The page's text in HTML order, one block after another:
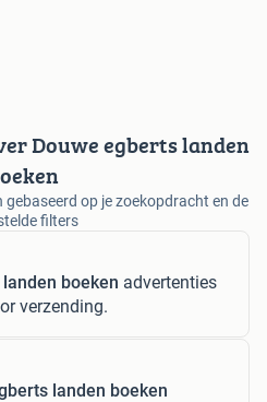
Douwe egberts landen
op je zoekopdracht en de
filters
boeken advertenties
verzending.
landen boeken